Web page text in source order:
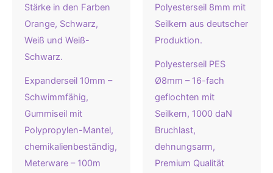
Expanderseil 10mm –
Schwimmfähig,
Gummiseil mit
Polypropylen-Mantel,
chemikalienbeständig,
Meterware – 100m
Polyesterseil PES
Ø8mm – 16-fach
geflochten mit
Seilkern, 1000 daN
Bruchlast,
dehnungsarm,
Premium Qualität